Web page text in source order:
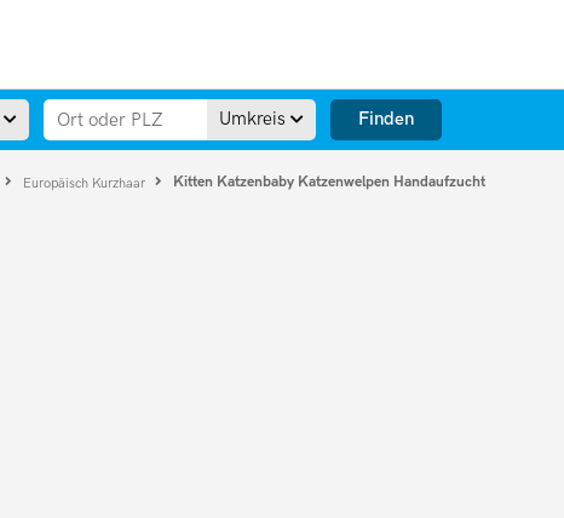
Umkreis Finden
Europäisch Kurzhaar Kitten Katzenbaby Katzenwelpen Handaufzucht